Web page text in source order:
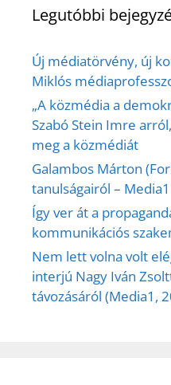
Legutóbbi
Új médiatörvény, új
Miklós
„A közmédia a
Szabó Stein Imre
meg a közmédiát
Galambos Márton
tanulságairól –
Így ver át a
kommunikációs
Nem lett volna volt
interjú Nagy Iván
távozásáról (Media1,